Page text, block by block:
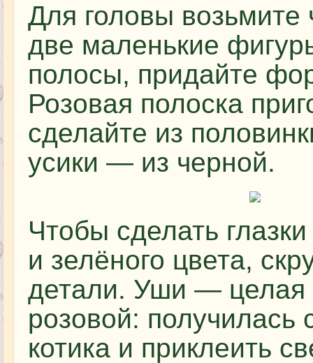
Для головы возьмите
две маленькие
полосы, придайте
Розовая полоска
сделайте из
усики — из черной.
Чтобы сделать
и зелёного цвета,
детали. Уши — целая
розовой: получилась
котика и приклеить